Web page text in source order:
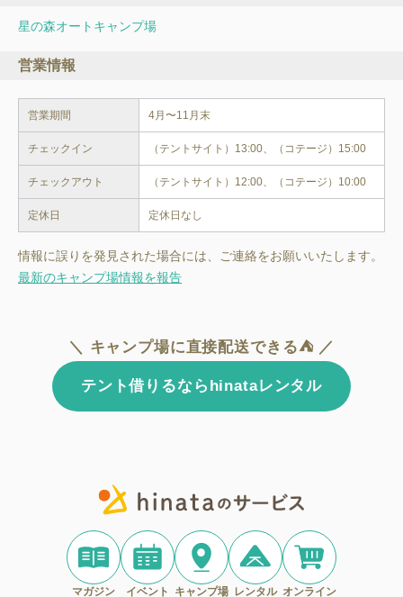
星の森オートキャンプ場
営業情報
営業期間 4月〜11月末
チェックイン （テントサイト）13:00、（コテージ）15:00
チェックアウト （テントサイト）12:00、（コテージ）10:00
定休日 定休日なし
情報に誤りを発見された場合には、ご連絡をお願いいたします。
最新のキャンプ場情報を報告
＼ キャンプ場に直接配送できる⛺ ／
テント借りるならhinataレンタル
マガジン イベント キャンプ場 レンタル オンライン